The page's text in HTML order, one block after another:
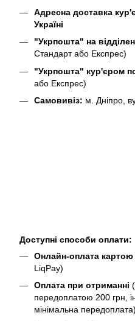
Адресна доставка
Україні
"Укрпошта" на
Стандарт або Експрес)
"Укрпошта" кур'єром по
або Експрес)
Самовивіз: м. Дніпро,
Доступні способи оплати:
Онлайн-оплата картою
LiqPay)
Оплата при отриманні
передоплатою 200 грн,
мінімальна передоплата)